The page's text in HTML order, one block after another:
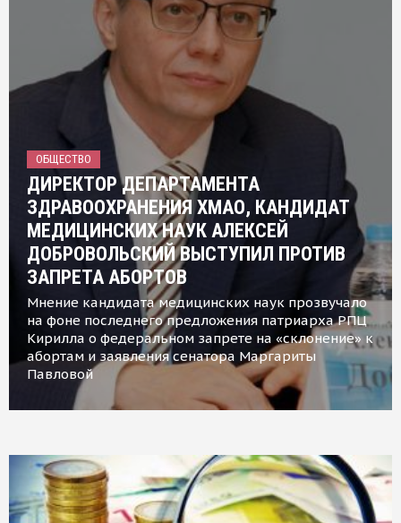
ОБЩЕСТВО
ДИРЕКТОР ДЕПАРТАМЕНТА
ЗДРАВООХРАНЕНИЯ ХМАО, КАНДИДАТ
МЕДИЦИНСКИХ НАУК АЛЕКСЕЙ
ДОБРОВОЛЬСКИЙ ВЫСТУПИЛ ПРОТИВ
ЗАПРЕТА АБОРТОВ
Мнение кандидата медицинских наук прозвучало
на фоне последнего предложения патриарха РПЦ
Кирилла о федеральном запрете на «склонение» к
абортам и заявления сенатора Маргариты
Павловой